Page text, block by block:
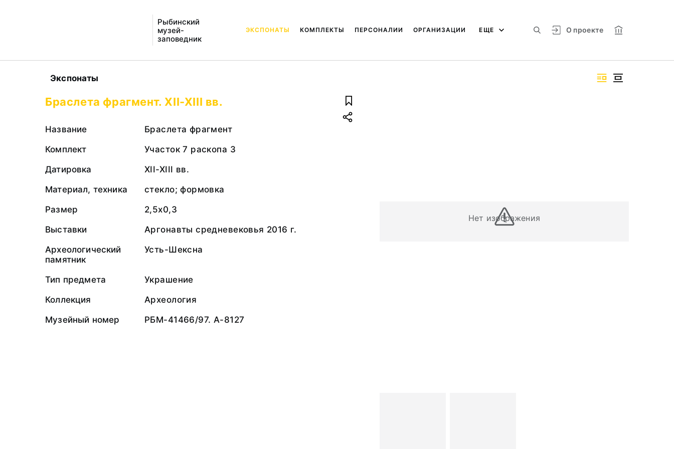
Рыбинский
музей-
заповедник
О проекте
ЭКСПОНАТЫ КОМПЛЕКТЫ ПЕРСОНАЛИИ ОРГАНИЗАЦИИ ЕЩЕ
Экспонаты
Нет изображения
Браслета фрагмент. XII-XIII вв.
Название
Браслета фрагмент
Комплект
Участок 7 раскопа 3
Датировка
XII-XIII вв.
Материал, техника
стекло; формовка
Размер
2,5х0,3
Выставки
Аргонавты средневековья 2016 г.
Археологический
памятник
Усть-Шексна
Тип предмета
Украшение
Коллекция
Археология
Музейный номер
РБМ-41466/97. А-8127